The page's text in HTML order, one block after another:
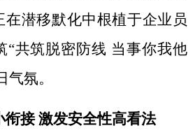
潜移默化中根植于企业员
“共筑脱密防线 当事你我他
气氛。
衔接 激发安全性高看法